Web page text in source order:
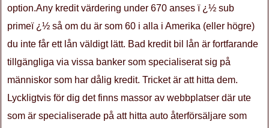
option.Any kredit värdering under 670 anses ï ¿½ sub
primeï ¿½ så om du är som 60 i alla i Amerika (eller högre)
du inte får ett lån väldigt lätt. Bad kredit bil lån är fortfarande
tillgängliga via vissa banker som specialiserat sig på
människor som har dålig kredit. Tricket är att hitta dem.
Lyckligtvis för dig det finns massor av webbplatser där ute
som är specialiserade på att hitta auto återförsäljare som